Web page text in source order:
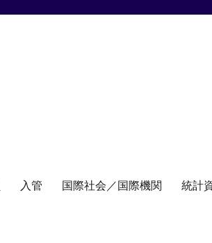
入管 国際社会／国際機関 統計